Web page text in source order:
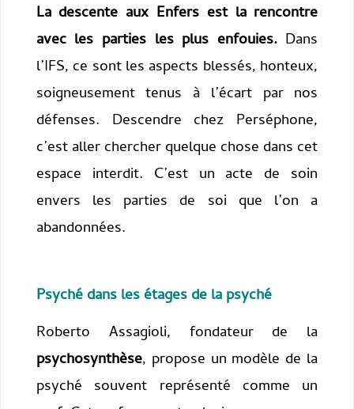
La descente aux Enfers est la rencontre
avec les parties les plus enfouies.Dans
l’IFS, ce sont les aspects blessés, honteux,
soigneusement tenus à l’écart par nos
défenses. Descendre chez Perséphone,
c’est aller chercher quelque chose dans cet
espace interdit. C’est un acte de soin
envers les parties de soi que l’on a
abandonnées.
Psyché dans les étages de la psyché
Roberto Assagioli, fondateur de la
psychosynthèse, propose un modèle de la
psyché souvent représenté comme un